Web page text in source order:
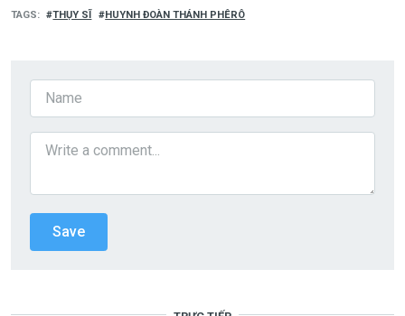
TAGS THỤY SĨ HUYNH ĐOÀN THÁNH PHÊRÔ